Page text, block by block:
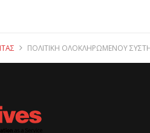
ΠΟΛΙΤΙΚΉ ΟΛΟΚΛΗΡΩΜΈΝΟΥ